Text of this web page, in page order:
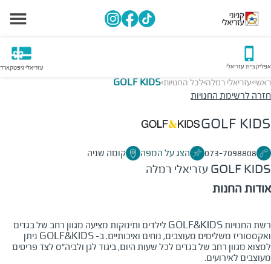
אפליקציית עזריאלי עזריאלי גיפטקארד
ראשי>עזריאלי רמלה>לכל החנויות>
GOLF KIDS
חזרה לרשימת החנויות
GOLF KIDS
073-7098808 הצג על המפה קומה שניה
GOLF KIDS עזריאלי רמלה
אודות החנות
רשת החנויותGOLF&KIDS לילדים ותינוקות מציעה מגוון רחב של בגדים
ואקססוריז משלימים מעוצבים, נוחים ואיכותיים. ב-GOLF&KIDS ניתן
למצוא מגוון רחב של בגדים לכל שעות היום, ביגוד לגן ולביה"ס לצד פריטים
מעוצבים לאירועים.